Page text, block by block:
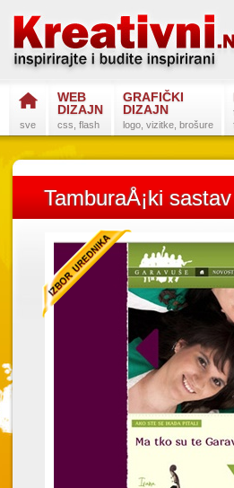
sve
WEB
DIZAJN
css, flash
GRAFIČKI
DIZAJN
logo, vizitke, brošure
TamburaÅ¡ki